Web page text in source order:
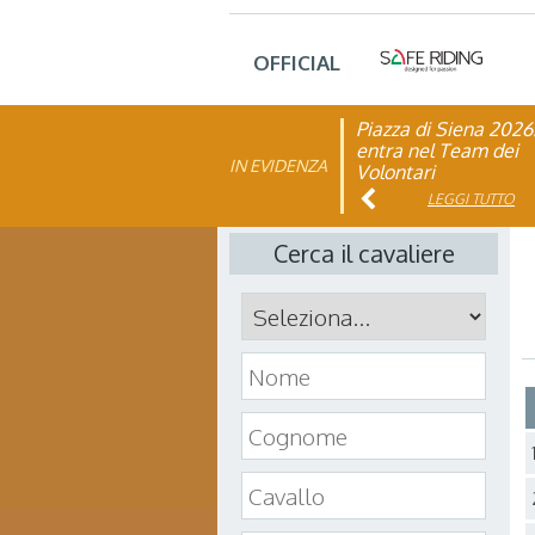
OFFICIAL
IN EVIDENZA
Piazza di Siena
entra nel Team dei
Volontari
LEGGI TUTTO
FISE: aperta la
affiliazione 2026
LEGGI TUTTO
Cerca il cavaliere
1